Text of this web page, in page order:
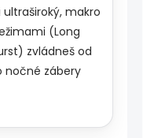
makro
(Long
zvládneš od
nočné zábery